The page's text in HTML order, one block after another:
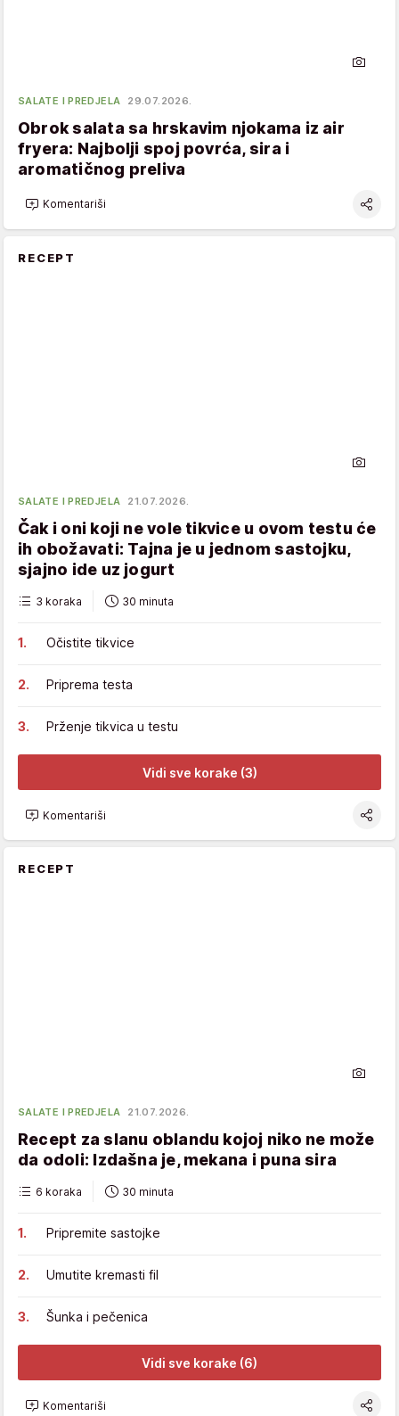
SALATE I PREDJELA 29.07.2026.
Obrok salata sa hrskavim njokama iz air
fryera: Najbolji spoj povrća, sira i
aromatičnog preliva
Komentariši
RECEPT
SALATE I PREDJELA 21.07.2026.
Čak i oni koji ne vole tikvice u ovom testu će
ih obožavati: Tajna je u jednom sastojku,
sjajno ide uz jogurt
3 koraka 30 minuta
Očistite tikvice
Priprema testa
Prženje tikvica u testu
Vidi sve korake (3)
Komentariši
RECEPT
SALATE I PREDJELA 21.07.2026.
Recept za slanu oblandu kojoj niko ne može
da odoli: Izdašna je, mekana i puna sira
6 koraka 30 minuta
Pripremite sastojke
Umutite kremasti fil
Šunka i pečenica
Vidi sve korake (6)
Komentariši